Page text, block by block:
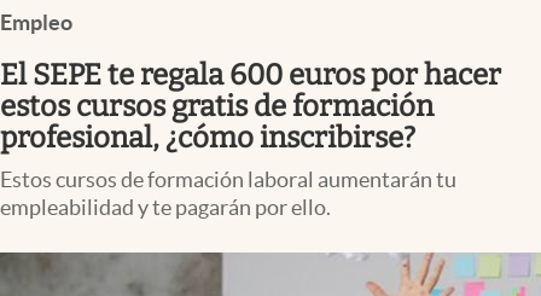
Empleo
El SEPE te regala 600 euros por hacer
estos cursos gratis de formación
profesional, ¿cómo inscribirse?
Estos cursos de formación laboral aumentarán tu
empleabilidad y te pagarán por ello.